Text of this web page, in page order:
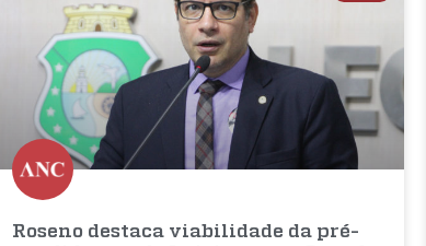
Roseno destaca viabilidade da pré-